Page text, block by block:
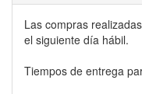
Las compras
el siguiente día hábil.
Tiempos de entrega